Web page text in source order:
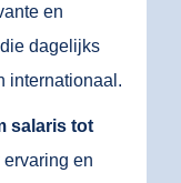
en
dagelijks
internationaal.
salaris tot
en